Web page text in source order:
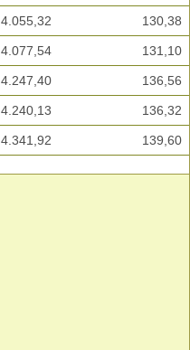
4.055,32 130,38
4.077,54 131,10
4.247,40 136,56
4.240,13 136,32
4.341,92 139,60